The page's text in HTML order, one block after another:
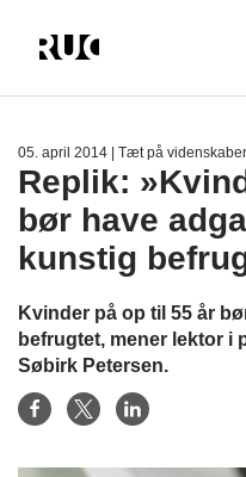
05. april 2014 | Tæt på
Replik:
bør have
kunstig
Kvinder på op til 55 år
befrugtet, mener lektor i
Søbirk Petersen.